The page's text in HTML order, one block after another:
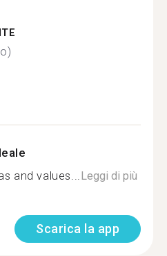
and values...Leggi di più
Scarica la app